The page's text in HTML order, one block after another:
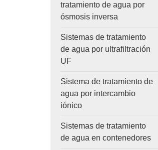
tratamiento de agua por
ósmosis inversa
Sistemas de tratamiento
de agua por ultrafiltración
UF
Sistema de tratamiento de
agua por intercambio
iónico
Sistemas de tratamiento
de agua en contenedores